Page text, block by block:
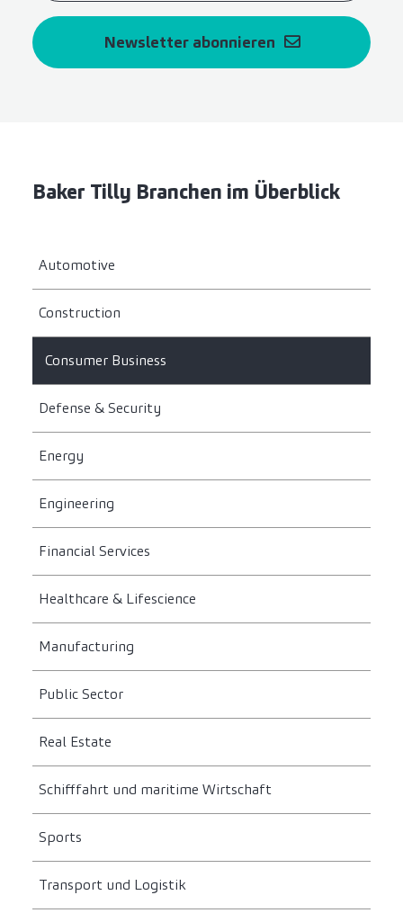
Newsletter abonnieren
Baker Tilly Branchen im Überblick
Automotive
Construction
Consumer Business
Defense & Security
Energy
Engineering
Financial Services
Healthcare & Lifescience
Manufacturing
Public Sector
Real Estate
Schifffahrt und maritime Wirtschaft
Sports
Transport und Logistik